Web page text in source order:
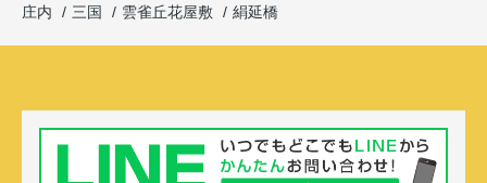
庄内
三国 雲雀丘花屋敷 絹延橋